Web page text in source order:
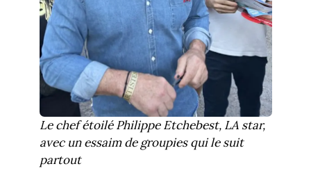
Le chef étoilé Philippe Etchebest, LA star,
avec un essaim de groupies qui le suit
partout